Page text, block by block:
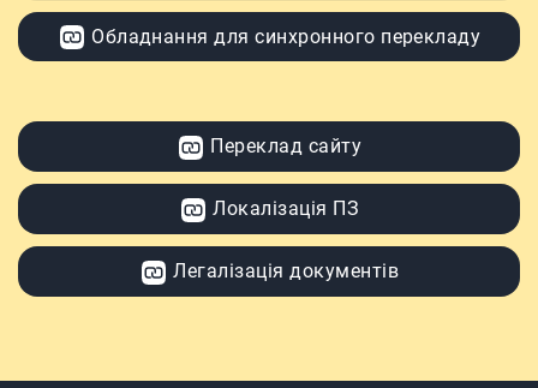
Обладнання для синхронного перекладу
Переклад сайту
Локалізація ПЗ
Легалізація документів